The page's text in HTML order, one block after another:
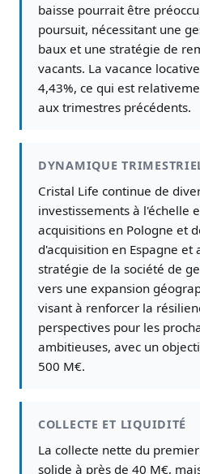
baisse pourrait être
poursuit, nécessitant une
baux et une stratégie de
vacants. La vacance
4,43%, ce qui est
aux trimestres précédents.
DYNAMIQUE
Cristal Life continue de
investissements à l'échelle
acquisitions en Pologne et
d'acquisition en Espagne et
stratégie de la société de
vers une expansion
visant à renforcer la
perspectives pour les
ambitieuses, avec un
500 M€.
COLLECTE ET LIQUIDITÉ
La collecte nette du
solide à près de 40 M€,